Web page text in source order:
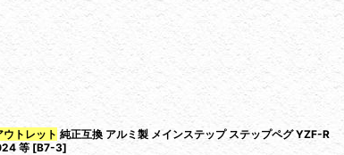
ウトレット 純正互換 アルミ製 メインステップ ステップペグ YZF-R
等 [B7-3]